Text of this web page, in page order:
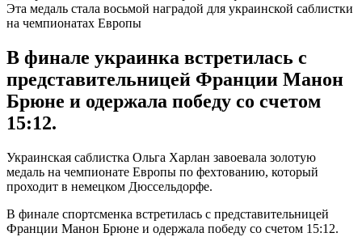
Эта медаль стала восьмой наградой для украинской саблистки
на чемпионатах Европы
В финале украинка встретилась с
представительницей Франции Манон
Брюне и одержала победу со счетом
15:12.
Украинская саблистка Ольга Харлан завоевала золотую
медаль на чемпионате Европы по фехтованию, который
проходит в немецком Дюссельдорфе.
В финале спортсменка встретилась с представительницей
Франции Манон Брюне и одержала победу со счетом 15:12.